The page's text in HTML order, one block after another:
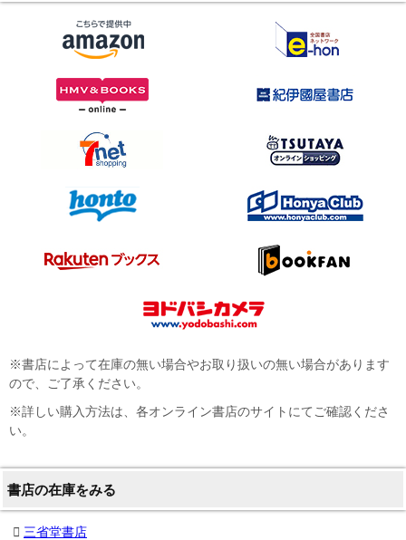
※書店によって在庫の無い場合やお取り扱いの無い場合があります
ので、ご了承ください。
※詳しい購入方法は、各オンライン書店のサイトにてご確認くださ
い。
書店の在庫をみる
三省堂書店